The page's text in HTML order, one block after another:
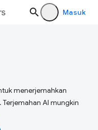
Masuk
menerjemahkan
AI mungkin